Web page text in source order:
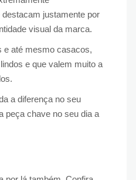
justamente por
visual da marca.
e até mesmo casacos,
e que valem muito a
a diferença no seu
peça chave no seu dia a